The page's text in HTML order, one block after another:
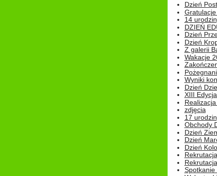
Dzień
14
DZIEŃ
Dzień
Dzień
Z galerii
Wakacje
Wyniki
Dzień
XIII
zdjęcia
17
Obchody
Dzień
Dzień
Dzień
Rekrutacja
Spotkanie